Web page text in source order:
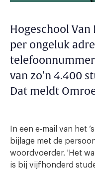
Hogeschool
per ongeluk
van zo’n 4.400
Dat meldt
In een e-mail van het
bijlage met de
woordvoerder. 'Het
is bij vijfhonderd